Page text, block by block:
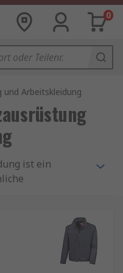
0
und Arbeitskleidung
ist ein
Materialien
je nach
von bewährten